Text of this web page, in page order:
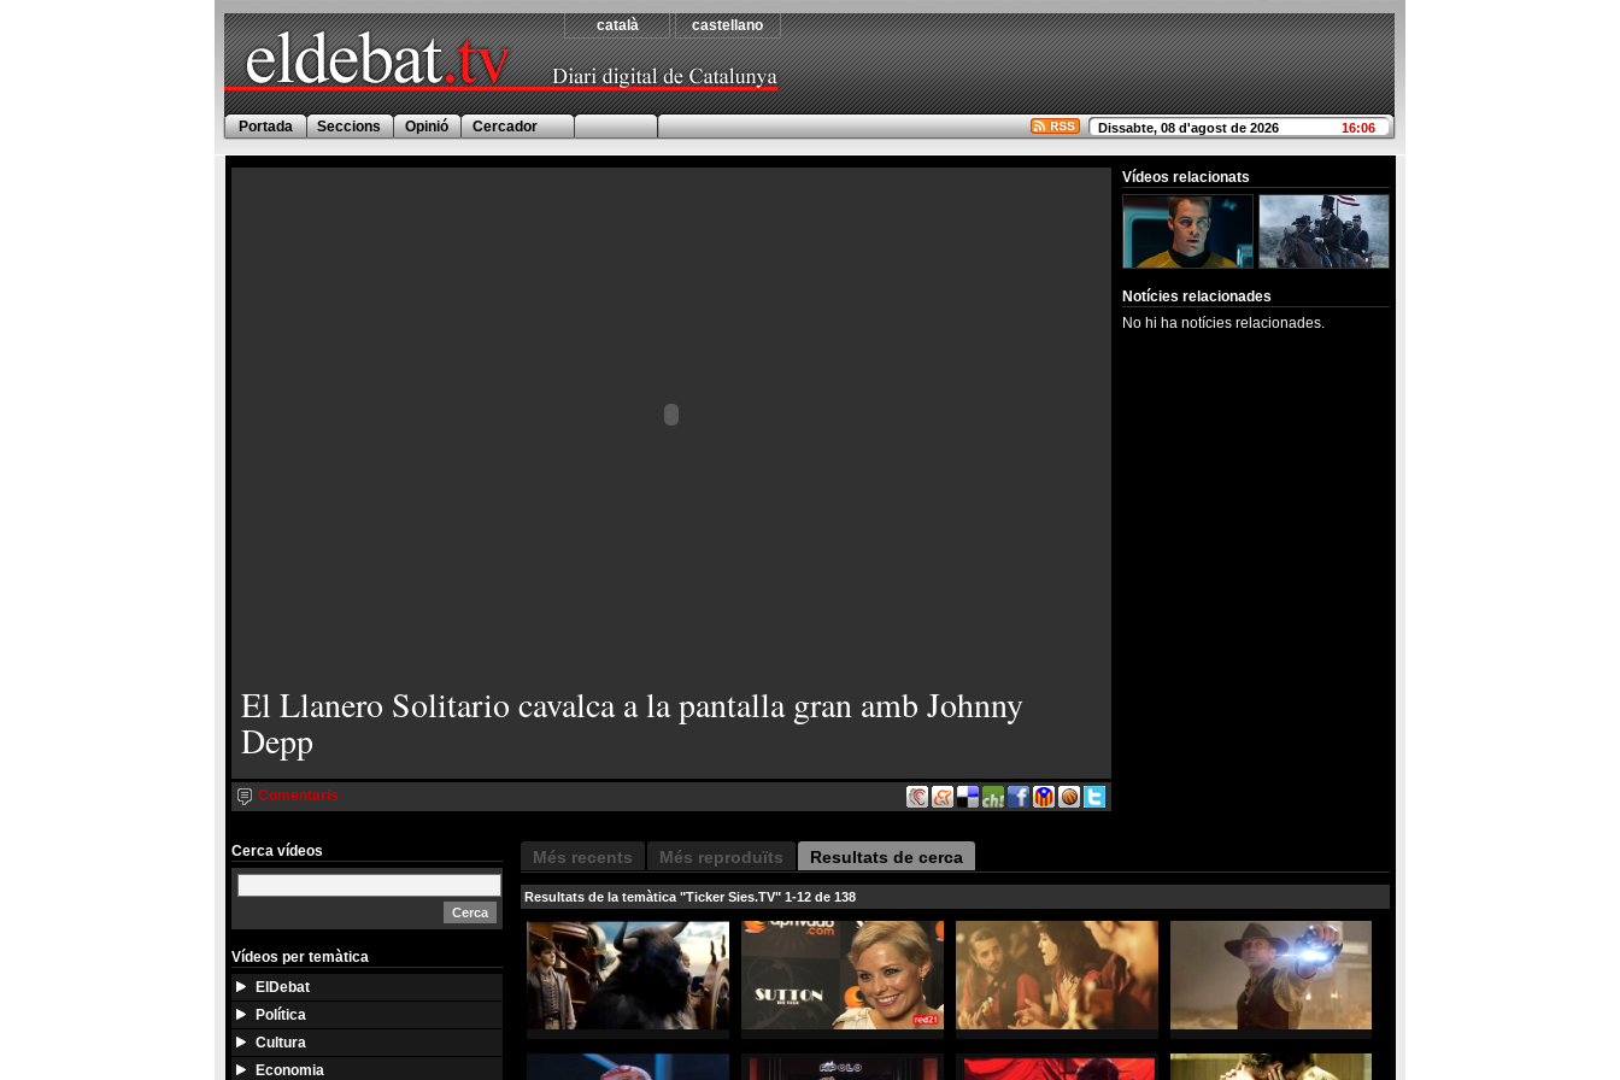
català castellano
Dissabte, 08 d'agost de 2026 16:06
Portada Seccions Opinió Cercador
El Llanero Solitario cavalca a la pantalla gran amb Johnny
Depp
Comentaris
Vídeos relacionats
Notícies relacionades
No hi ha notícies relacionades.
Cerca vídeos
Vídeos per temàtica
ElDebat
Política
Cultura
Economia
Més recents Més reproduïts Resultats de cerca
Resultats de la temàtica "Ticker Sies.TV" 1-12 de 138